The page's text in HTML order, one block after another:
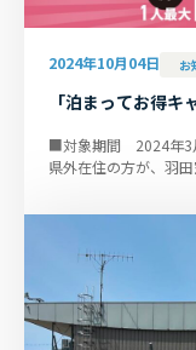
2024年10月04日 お
「泊まってお得キ
■対象期間 2024年3
県外在住の方が、羽